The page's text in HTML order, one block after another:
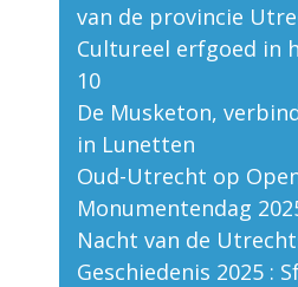
van de provincie
Cultureel erfgoed in
10
De Musketon,
in Lunetten
Oud-Utrecht op
Monumentendag
Nacht van de
Geschiedenis 2025 :